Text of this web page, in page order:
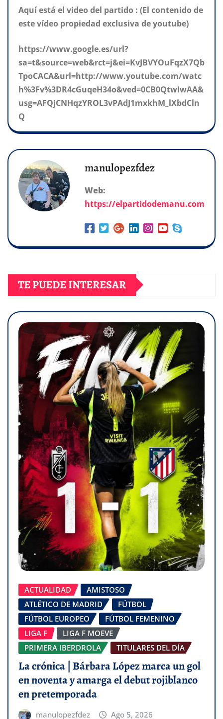
Aquí está el video del partido : (El contenido de
este vídeo propiedad exclusiva de youtube)
https://www.google.es/url?
sa=t&source=web&rct=j&ei=KvJBVYOuFqzX7Qb
TpoCACA&url=http://www.youtube.com/watc
h%3Fv%3DR4cGuqeH34o&ved=0CB0QtwIwAA&
usg=AFQjCNHqzYROL3vPAdJ1mxkhM_lXbdCln
Q
manulopezfdez
Web:
https://elpartidodemanu.com
TE PUEDE INTERESAR
ACTUALIDAD
AMISTOSO
ATLÉTICO DE MADRID
FÚTBOL
FÚTBOL EUROPEO
FÚTBOL FEMENINO
LIGA F
LIGA F MOEVE
PRIMERA IBERDROLA
TITULARES DEL DÍA
La crónica | Bárbara López marca un gol
en noventa y amarga el debut rojiblanco
en pretemporada
manulopezfdez Ago 5, 2026